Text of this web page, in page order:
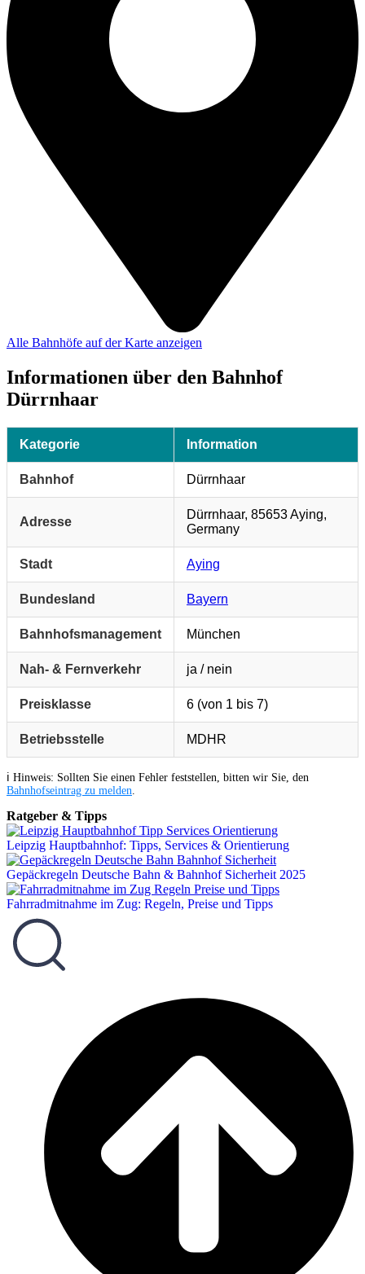
Alle Bahnhöfe auf der Karte anzeigen
Informationen über den Bahnhof
Dürrnhaar
Kategorie Information
Bahnhof Dürrnhaar
Adresse
Dürrnhaar, 85653 Aying,
Germany
Stadt Aying
Bundesland Bayern
Bahnhofsmanagement München
Nah- & Fernverkehr ja / nein
Preisklasse 6 (von 1 bis 7)
Betriebsstelle MDHR
ℹ️ Hinweis: Sollten Sie einen Fehler feststellen, bitten wir Sie, den
Bahnhofseintrag zu melden
Ratgeber & Tipps
Leipzig Hauptbahnhof: Tipps, Services & Orientierung
Gepäckregeln Deutsche Bahn & Bahnhof Sicherheit 2025
Fahrradmitnahme im Zug: Regeln, Preise und Tipps